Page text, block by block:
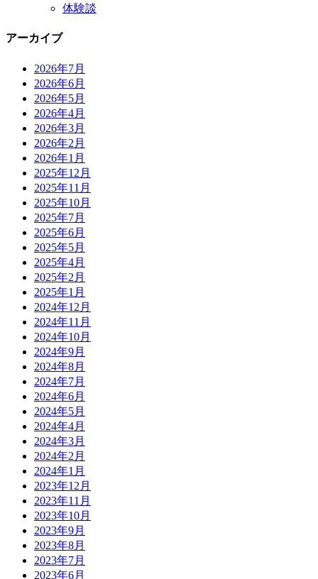
体験談
アーカイブ
2026年7月
2026年6月
2026年5月
2026年4月
2026年3月
2026年2月
2026年1月
2025年12月
2025年11月
2025年10月
2025年7月
2025年6月
2025年5月
2025年4月
2025年2月
2025年1月
2024年12月
2024年11月
2024年10月
2024年9月
2024年8月
2024年7月
2024年6月
2024年5月
2024年4月
2024年3月
2024年2月
2024年1月
2023年12月
2023年11月
2023年10月
2023年9月
2023年8月
2023年7月
2023年6月